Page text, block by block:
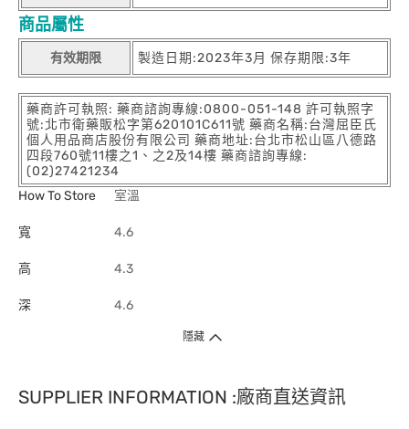
商品屬性
有效期限 製造日期:2023年3月 保存期限:3年
藥商許可執照: 藥商諮詢專線:0800-051-148 許可執照字
號:北市衛藥販松字第620101C611號 藥商名稱:台灣屈臣氏
個人用品商店股份有限公司 藥商地址:台北市松山區八德路
四段760號11樓之1、之2及14樓 藥商諮詢專線:
(02)27421234
How To Store
室溫
寬 4.6
高 4.3
深 4.6
隱藏
SUPPLIER INFORMATION :廠商直送資訊